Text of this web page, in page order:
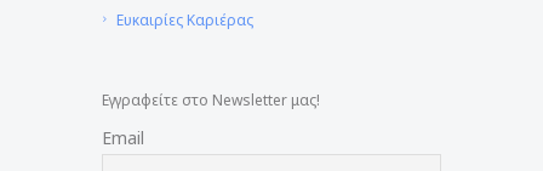
Ευκαιρίες Καριέρας
Εγγραφείτε στο Newsletter μας!
Email